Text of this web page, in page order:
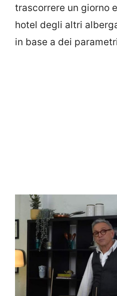
trascorrere un giorno
hotel degli altri
in base a dei